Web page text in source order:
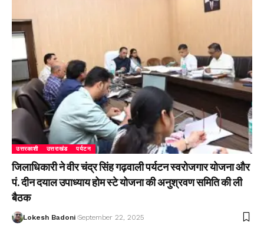
उत्तरकाशी उत्तराखंड पर्यटन
जिलाधिकारी ने वीर चंद्र सिंह गढ़वाली पर्यटन स्वरोजगार योजना और
पं. दीन दयाल उपाध्याय होम स्टे योजना की अनुश्रवण समिति की ली
बैठक
Lokesh Badoni September 22, 2025